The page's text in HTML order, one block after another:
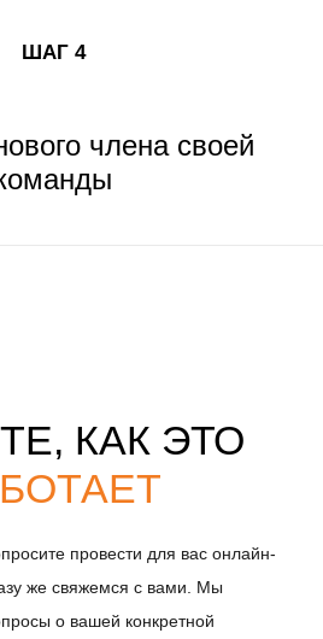
ШАГ 4
члена своей
КАК ЭТО
провести для вас онлайн-
же свяжемся с вами. Мы
о вашей конкретной